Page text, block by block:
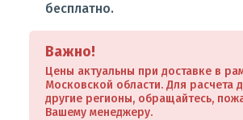
бесплатно.
Важно!
Цены актуальны при доставке в
Московской области. Для расчета
другие регионы, обращайтесь,
Вашему менеджеру.